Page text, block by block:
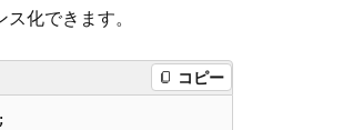
化できます。
コピー